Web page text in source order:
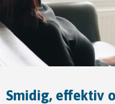
Smidig, effektiv